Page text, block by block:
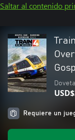
Saltar al contenido
Requiere un